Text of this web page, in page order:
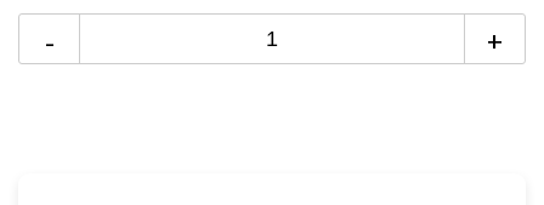
如無電梯，2樓(含)以上，現場或先匯款收取樓層搬運費
- +